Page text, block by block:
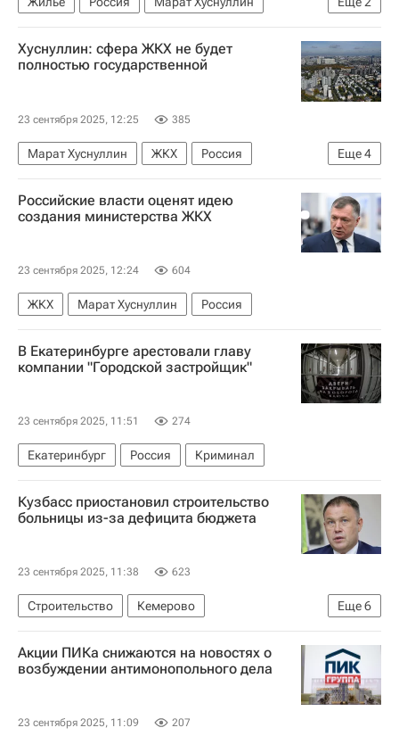
Строительство
Регионы
Хуснуллин: сфера ЖКХ не будет
полностью государственной
23 сентября 2025, 12:25 385
Еще4
Марат Хуснуллин ЖКХ
Россия
Леонид Слуцкий (политик)
Владимир Путин
ЛДПР
Министерство строительства и жилищно-коммунального хозяйства РФ (Минстрой России)
Российские власти оценят идею
создания министерства ЖКХ
23 сентября 2025, 12:24 604
ЖКХ Марат Хуснуллин Россия
В Екатеринбурге арестовали главу
компании "Городской застройщик"
23 сентября 2025, 11:51 274
Екатеринбург Россия Криминал
Кузбасс приостановил строительство
больницы из-за дефицита бюджета
23 сентября 2025, 11:38 623
Еще6
Строительство
Кемерово
Кемеровская область
Илья Середюк
Больницы
Медучреждения
Социальная инфраструктура
Акции ПИКа снижаются на новостях о
возбуждении антимонопольного дела
23 сентября 2025, 11:09 207